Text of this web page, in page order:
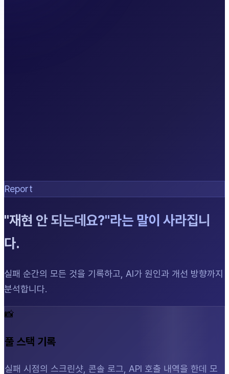
Report
"재현 안 되는데요?"라는 말이 사라집니
다.
실패 순간의 모든 것을 기록하고, AI가 원인과 개선 방향까지
분석합니다.
📸
풀 스택 기록
실패 시점의 스크린샷, 콘솔 로그, API 호출 내역을 한데 모